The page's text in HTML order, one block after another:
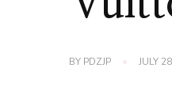
BY PDZJP JULY